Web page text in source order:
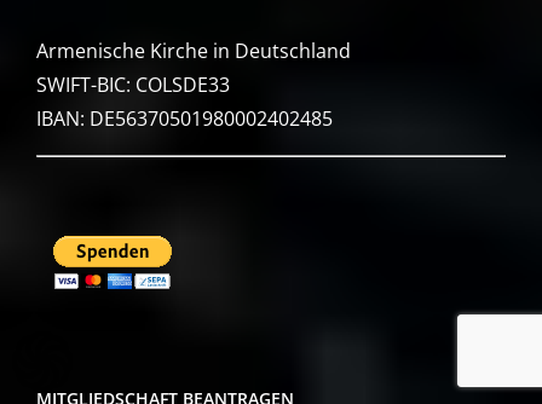
Armenische Kirche in Deutschland
SWIFT-BIC: COLSDE33
IBAN: DE56370501980002402485
MITGLIEDSCHAFT BEANTRAGEN